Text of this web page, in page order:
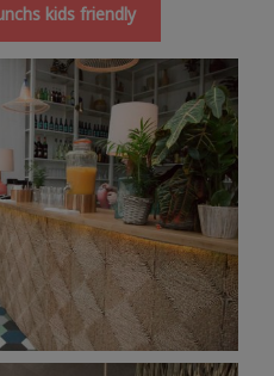
kids friendly